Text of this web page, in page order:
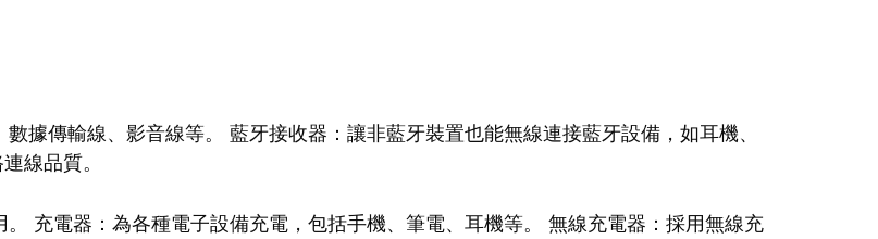
據傳輸線、影音線等。 藍牙接收器：讓非藍牙裝置也能無線連接藍牙設備，如耳機、
線品質。
充電器：為各種電子設備充電，包括手機、筆電、耳機等。 無線充電器：採用無線充